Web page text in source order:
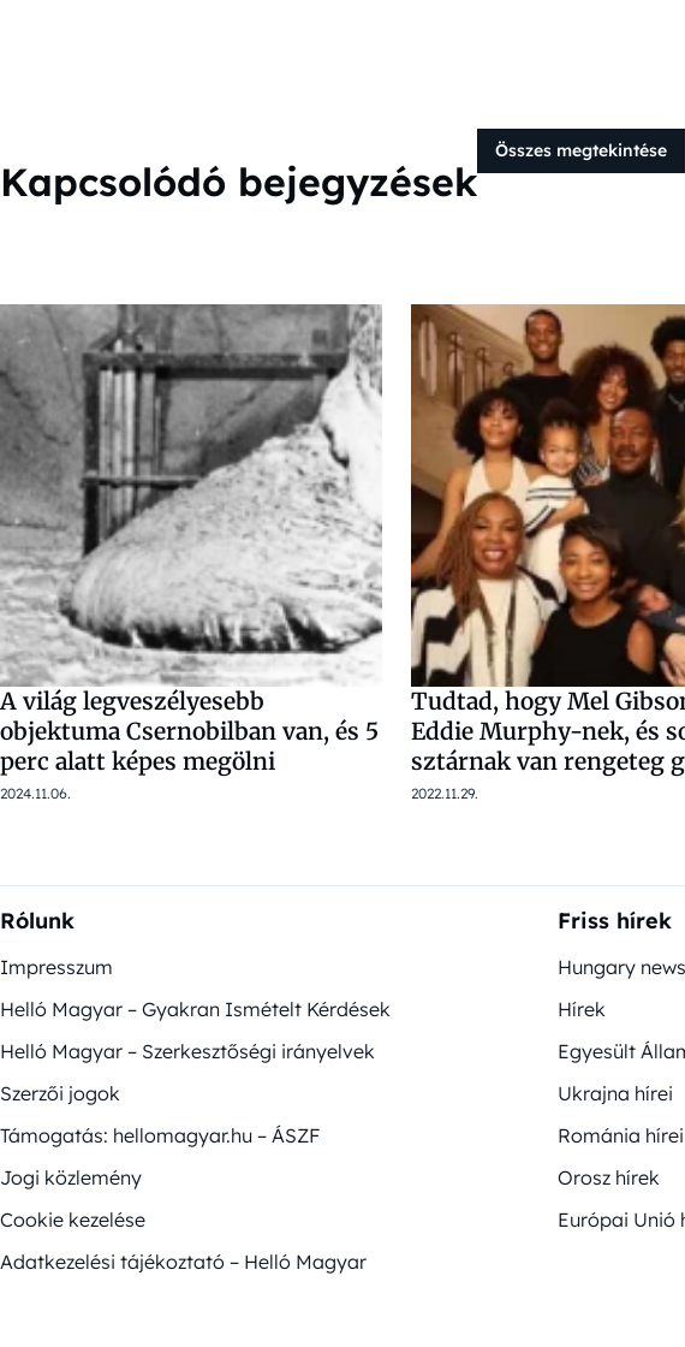
Kapcsolódó bejegyzések
Összes megtekintése
A világ legveszélyesebb
objektuma Csernobilban van, és 5
perc alatt képes megölni
2024.11.06.
Tudtad, hogy Mel
Eddie Murphy-nek, és
sztárnak van rengeteg
2022.11.29.
Rólunk
Impresszum
Helló Magyar – Gyakran Ismételt Kérdések
Helló Magyar – Szerkesztőségi irányelvek
Szerzői jogok
Támogatás: hellomagyar.hu – ÁSZF
Jogi közlemény
Cookie kezelése
Adatkezelési tájékoztató – Helló Magyar
Friss hírek
Hungary news
Hírek
Egyesült
Ukrajna hírei
Románia hírei
Orosz hírek
Európai Unió